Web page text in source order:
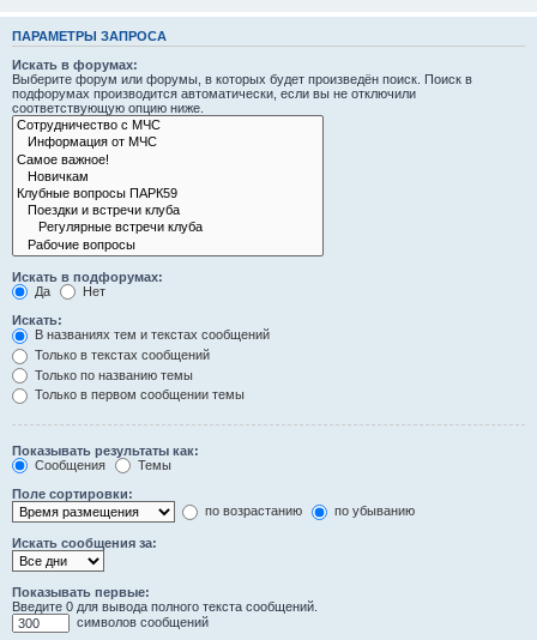
ПАРАМЕТРЫ ЗАПРОСА
Искать в форумах:
Выберите форум или форумы, в которых будет произведён поиск. Поиск в
подфорумах производится автоматически, если вы не отключили
соответствующую опцию ниже.
Искать в подфорумах:
Да
Нет
Искать:
В названиях тем и текстах сообщений
Только в текстах сообщений
Только по названию темы
Только в первом сообщении темы
Показывать результаты как:
Сообщения
Темы
Поле сортировки:
по возрастанию
по убыванию
Искать сообщения за:
Показывать первые:
Введите 0 для вывода полного текста сообщений.
символов сообщений